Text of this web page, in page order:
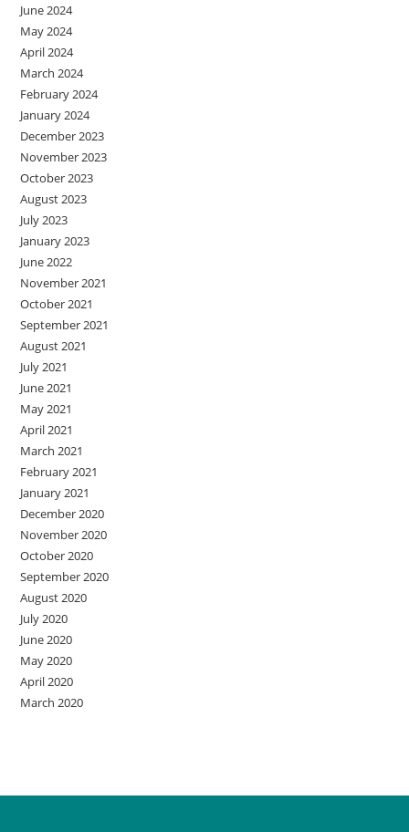
June 2024
May 2024
April 2024
March 2024
February 2024
January 2024
December 2023
November 2023
October 2023
August 2023
July 2023
January 2023
June 2022
November 2021
October 2021
September 2021
August 2021
July 2021
June 2021
May 2021
April 2021
March 2021
February 2021
January 2021
December 2020
November 2020
October 2020
September 2020
August 2020
July 2020
June 2020
May 2020
April 2020
March 2020